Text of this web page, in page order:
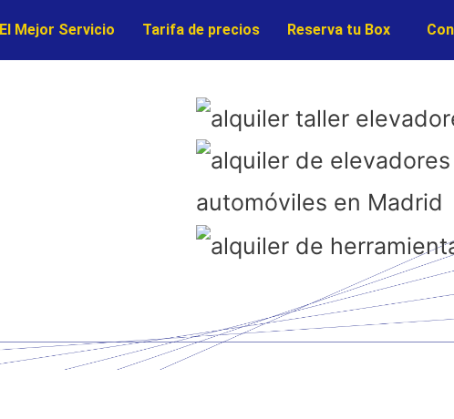
El Mejor Servicio Tarifa de precios Reserva tu Box